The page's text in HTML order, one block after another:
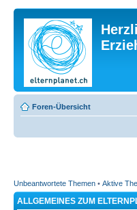
Foren-Übersicht
Unbeantwortete Themen • Aktive
ALLGEMEINES ZUM